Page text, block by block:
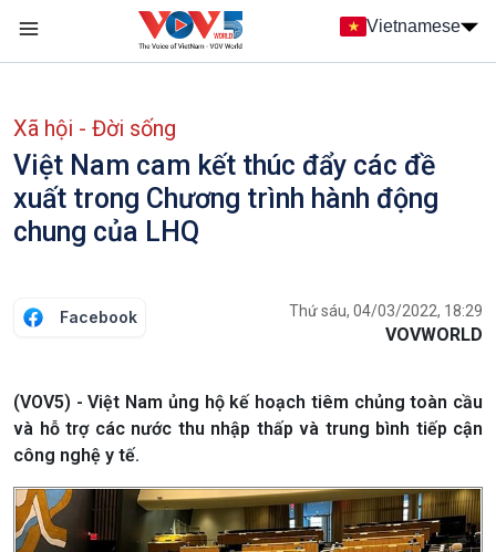
Nhảy đến nội dung
Vietnamese
Xã hội - Đời sống
Việt Nam cam kết thúc đẩy các đề
xuất trong Chương trình hành động
chung của LHQ
Facebook Thứ sáu, 04/03/2022, 18:29
VOVWORLD
(VOV5) - Việt Nam ủng hộ kế hoạch tiêm chủng toàn cầu
và hỗ trợ các nước thu nhập thấp và trung bình tiếp cận
công nghệ y tế.